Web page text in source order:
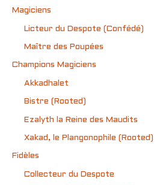
Magiciens
Licteur du Despote (Confédé)
Maître des Poupées
Champions Magiciens
Akkadhalet
Bistre (Rooted)
Ezalyth la Reine des Maudits
Xakad, le Plangonophile (Rooted)
Fidèles
Collecteur du Despote